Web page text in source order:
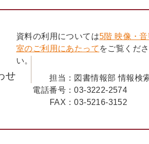
せ
資料の利用については5階 映像・
室のご利用にあたって をご覧くださ
い。
担当： 図書情報部 情報検
電話番号：03-3222-2574
FAX：03-5216-3152